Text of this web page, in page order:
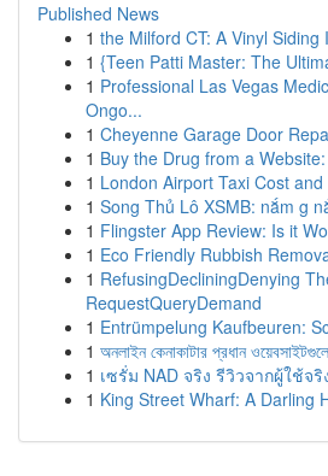
Published News
1 the Milford CT: A Vinyl Siding
1 {Teen Patti Master: The
1 Professional Las Vegas
Ongo...
1 Cheyenne Garage Door
1 Buy the Drug from a
1 London Airport Taxi Cost
1 Song Thủ Lô XSMB: nắm g
1 Flingster App Review: Is it
1 Eco Friendly Rubbish
1 RefusingDecliningDenying
RequestQueryDemand
1 Entrümpelung Kaufbeuren:
1 অনলাইন কেনাকাটার প্রধান
1 เซรั่ม NAD จริง รีวิวจากผู้ใช้จริ
1 King Street Wharf: A Darling